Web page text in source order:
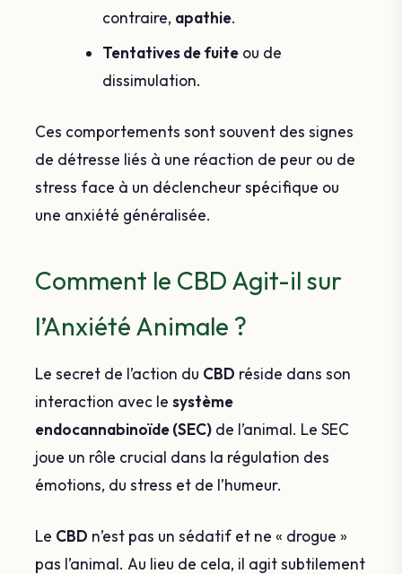
contraire, apathie.
Tentatives de fuite ou de
dissimulation.
Ces comportements sont souvent des signes
de détresse liés à une réaction de peur ou de
stress face à un déclencheur spécifique ou
une anxiété généralisée.
Comment le CBD Agit-il sur
l’Anxiété Animale ?
Le secret de l’action du CBD réside dans son
interaction avec le système
endocannabinoïde (SEC)de l’animal. Le SEC
joue un rôle crucial dans la régulation des
émotions, du stress et de l’humeur.
Le CBD n’est pas un sédatif et ne « drogue »
pas l’animal. Au lieu de cela, il agit subtilement